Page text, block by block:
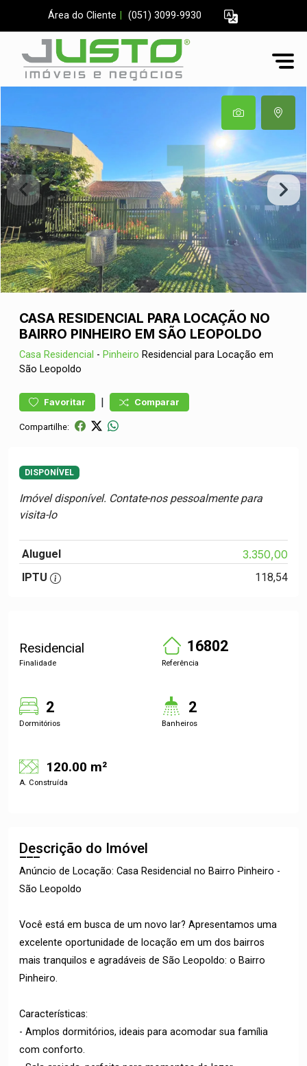
Área do Cliente (051) 3099-9930
CASA RESIDENCIAL PARA LOCAÇÃO NO
BAIRRO PINHEIRO EM SÃO LEOPOLDO
Casa Residencial - Pinheiro Residencial para Locação em
São Leopoldo
Favoritar | Comparar
Compartilhe:
DISPONÍVEL
Imóvel disponível. Contate-nos pessoalmente para
visita-lo
Aluguel 3.350,00
IPTU 118,54
Residencial
Finalidade
16802
Referência
2
Dormitórios
2
Banheiros
120.00 m²
A. Construída
Descrição do Imóvel
Anúncio de Locação: Casa Residencial no Bairro Pinheiro -
São Leopoldo
Você está em busca de um novo lar? Apresentamos uma
excelente oportunidade de locação em um dos bairros
mais tranquilos e agradáveis de São Leopoldo: o Bairro
Pinheiro.
Características:
- Amplos dormitórios, ideais para acomodar sua família
com conforto.